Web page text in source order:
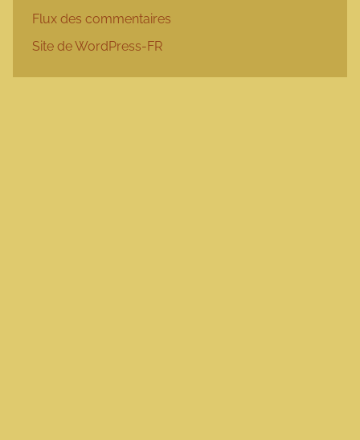
Flux des commentaires
Site de WordPress-FR